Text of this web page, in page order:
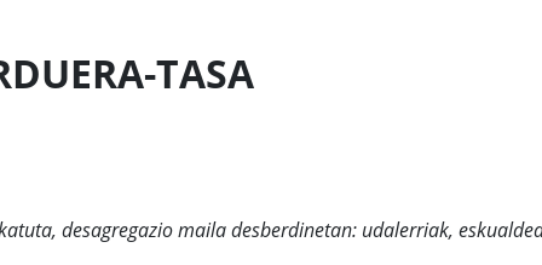
TASA
desagregazio maila desberdinetan: udalerriak,